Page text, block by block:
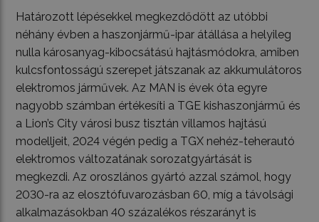
Határozott lépésekkel megkezdődött az utóbbi
néhány évben a haszonjármű-ipar átállása a helyileg
nulla károsanyag-kibocsátású hajtásmódokra, amiben
kulcsfontosságú szerepet játszanak az akkumulátoros
elektromos járművek. Az MAN is évek óta egyre
nagyobb számban értékesíti a TGE kishaszonjármű és
a Lion’s City városi busz tisztán villamos hajtású
modelljeit, 2024 végén pedig a TGX nehéz-teherautó
elektromos változatának sorozatgyártását is
megkezdi. Az oroszlános gyártó azzal számol, hogy
2030-ra az elosztófuvarozásban 60, míg a távolsági
alkalmazásokban 40 százalékos részarányt is